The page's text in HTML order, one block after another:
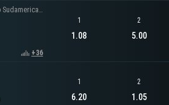
Sudamericano - Campeonato Sudamericano Femenino
+36
1
1.08
2
5.00
1
6.20
2
1.05